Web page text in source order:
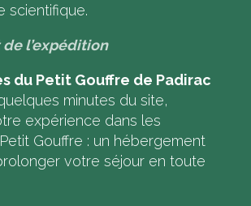
scientifique.
l’expédition
du Petit Gouffre de Padirac
minutes du site,
expérience dans les
Gouffre : un hébergement
votre séjour en toute